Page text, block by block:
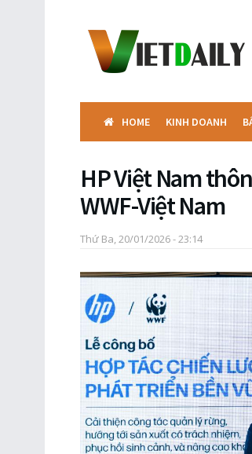
HOME KINH DOANH
HP Việt Nam
WWF-Việt Nam
Thứ Ba, 20/01/2026 - 23:14